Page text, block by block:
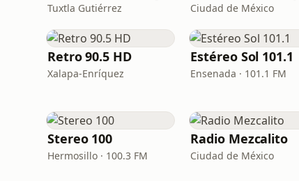
Tuxtla Gutiérrez Ciudad de México
Retro 90.5 HD
Xalapa-Enríquez
Estéreo Sol 101.1
Ensenada · 101.1 FM
Stereo 100
Hermosillo · 100.3 FM
Radio Mezcalito
Ciudad de México